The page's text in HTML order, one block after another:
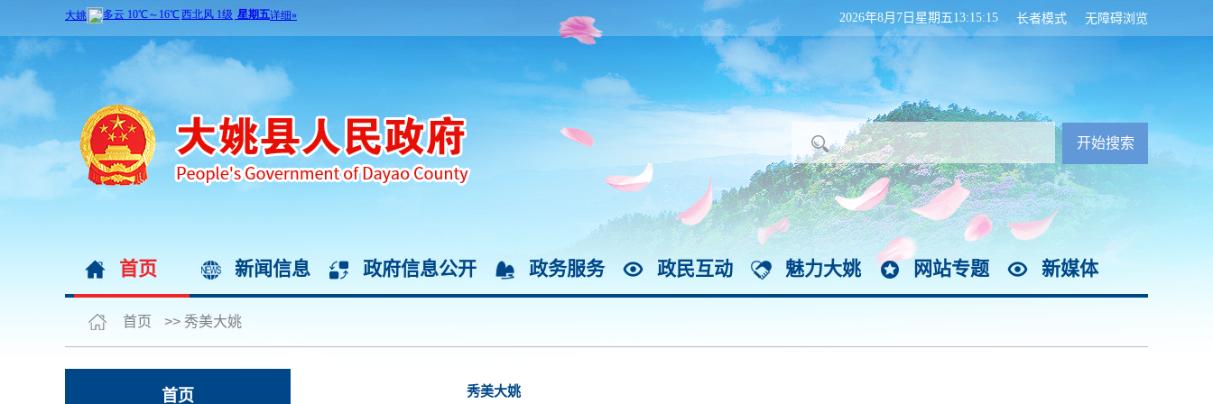
无障碍浏览
长者模式
2026年8月7日星期五13:15:15
首页 新闻信息 政府信息公开 政务服务 政民互动 魅力大姚 网站专题 新媒体
首页 >> 秀美大姚
首页 秀美大姚